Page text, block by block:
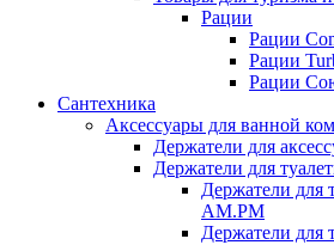
Рации
Рации
Рации
Рации
Сантехника
Аксессуары для ванной
Держатели для
Держатели для
Держатели для
AM.PM
Держатели для